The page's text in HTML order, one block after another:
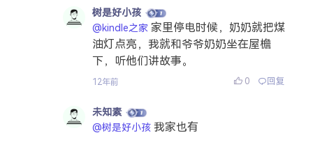
树是好小孩
@kindle之家 家里停电时候，奶奶就把煤
油灯点亮，我就和爷爷奶奶坐在屋檐
下，听他们讲故事。
12年前 0 回复
未知素
@树是好小孩 我家也有